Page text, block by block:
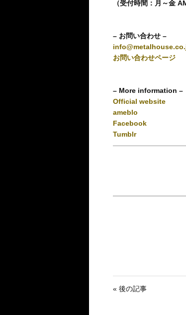
（受付時間：月～金
– お問い合わせ –
お問い合わせページ
– More information –
Official website
ameblo
Facebook
Tumblr
« 後の記事